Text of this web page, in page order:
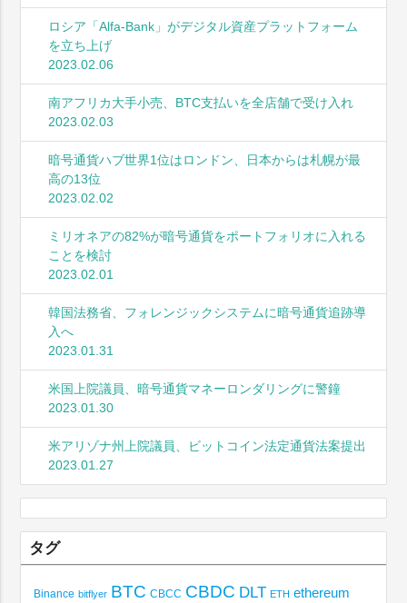
ロシア「Alfa-Bank」がデジタル資産プラットフォーム
を立ち上げ
2023.02.06
南アフリカ大手小売、BTC支払いを全店舗で受け入れ
2023.02.03
暗号通貨ハブ世界1位はロンドン、日本からは札幌が最
高の13位
2023.02.02
ミリオネアの82%が暗号通貨をポートフォリオに入れる
ことを検討
2023.02.01
韓国法務省、フォレンジックシステムに暗号通貨追跡導
入へ
2023.01.31
米国上院議員、暗号通貨マネーロンダリングに警鐘
2023.01.30
米アリゾナ州上院議員、ビットコイン法定通貨法案提出
2023.01.27
タグ
Binance bitflyer BTC CBCC CBDC DLT ETH ethereum